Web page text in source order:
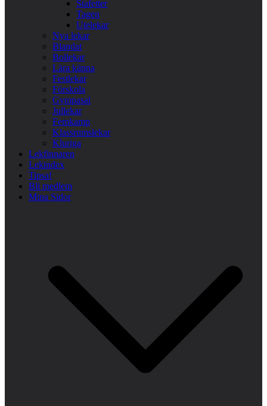
Stafetter
Tagen
Utelekar
Nya lekar
Blandat
Bollekar
Lära känna
Festlekar
Förskola
Gympasal
Jullekar
Femkamp
Klassrumslekar
Kluriga
Lekfinnaren
Lekindex
Tipsa!
Bli medlem
Mina Sidor